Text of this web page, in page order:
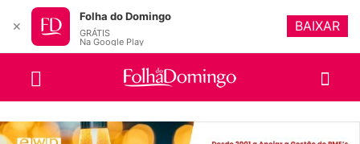
✕
Folha do Domingo
GRÁTIS
Na Google Play
BAIXAR